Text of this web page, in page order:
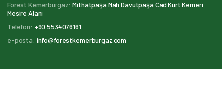
Forest Kemerburgaz:Mithatpaşa Mah Davutpaşa Cad Kurt Kemeri
Mesire Alanı
Telefon: +90 5534076161
e-posta: info@forestkemerburgaz.com